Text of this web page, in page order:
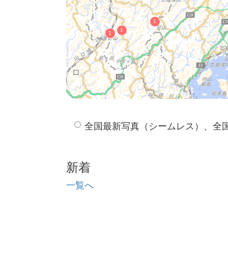
小田海岸の貝化石
大根島の湧水（かわ）
八雲風穴
地蔵崎
鬼村の鬼岩（おにむらのおにいわ）
手結のスランプ褶曲（たゆのすらんぷ
桂島
沖の御前
龍巌山（龍岩）
大ぞ島の車石
久多見石（くたみいし）
美保関の男神・女神
全国最新写真（シームレス）、全
新着
一覧へ